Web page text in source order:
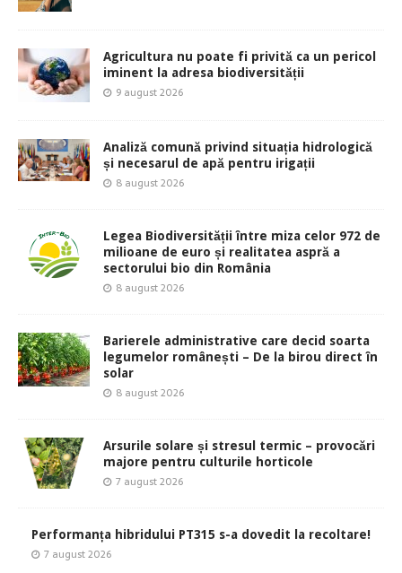
Agricultura nu poate fi privită ca un pericol
iminent la adresa biodiversității
9 august 2026
Analiză comună privind situația hidrologică
și necesarul de apă pentru irigații
8 august 2026
Legea Biodiversității între miza celor 972 de
milioane de euro și realitatea aspră a
sectorului bio din România
8 august 2026
Barierele administrative care decid soarta
legumelor românești – De la birou direct în
solar
8 august 2026
Arsurile solare și stresul termic – provocări
majore pentru culturile horticole
7 august 2026
Performanța hibridului PT315 s-a dovedit la recoltare!
7 august 2026